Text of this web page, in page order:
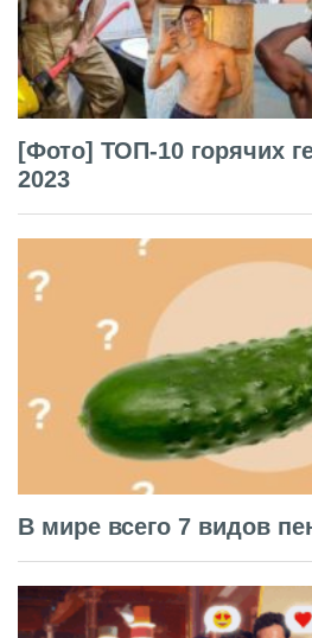
[Фото] ТОП-10 горячих
2023
В мире всего 7 видов